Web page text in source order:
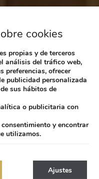
cookies
propias y de terceros
análisis del tráfico web,
preferencias, ofrecer
publicidad personalizada
sus hábitos de
o publicitaria con
y encontrar
utilizamos.
Ajustes